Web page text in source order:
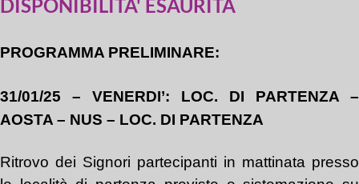
DISPONIBILITA' ESAURITA
PROGRAMMA PRELIMINARE:
31/01/25 – VENERDI’: LOC. DI PARTENZA –
AOSTA – NUS – LOC. DI PARTENZA
Ritrovo dei Signori partecipanti in mattinata presso